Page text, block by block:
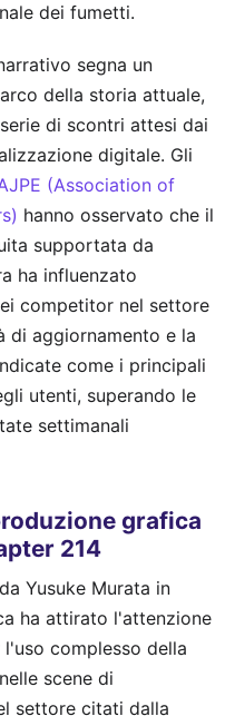
dei fumetti.
segna un
della storia attuale,
di scontri attesi dai
digitale. Gli
(Association of
hanno osservato che il
supportata da
ha influenzato
competitor nel settore
di aggiornamento e la
come i principali
utenti, superando le
settimanali
grafica
214
Yusuke Murata in
ha attirato l'attenzione
complesso della
scene di
settore citati dalla